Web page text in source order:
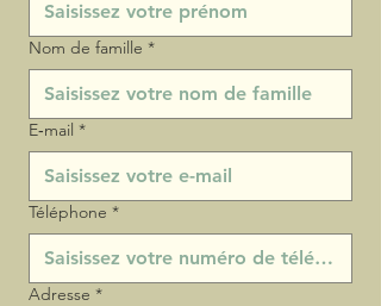
Nom de famille *
E‑mail *
Téléphone *
Adresse *